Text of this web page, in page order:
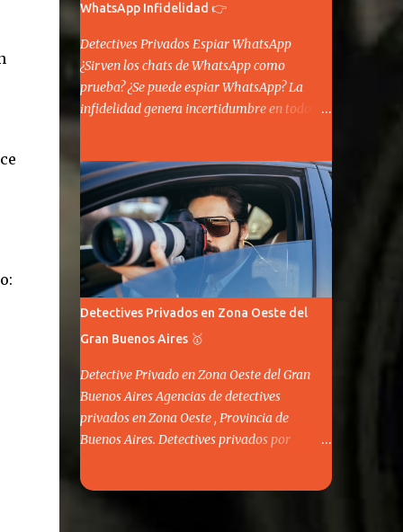
WhatsApp Infidelidad 👉
Detectives Privados Espiar WhatsApp
¿Sirven los chats de WhatsApp como
prueba? ¿Se puede espiar WhatsApp? La
infidelidad genera incertidumbre en todos
Detectives Privados en Zona Oeste del
Gran Buenos Aires 🥇
Detective Privado en Zona Oeste del Gran
Buenos Aires Agencias de detectives
privados en Zona Oeste , Provincia de
Buenos Aires. Detectives privados por
investigaciones privadas particulares,